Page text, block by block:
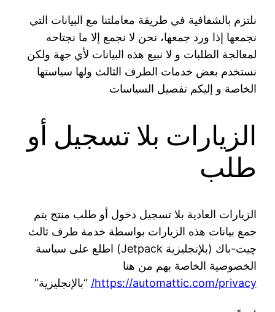
نلتزم بالشفافية في طريقة معاملتنا مع البيانات التي
نجمعها إذا ورد جمعها، نحن لا نجمع إلا ما نجتاحه
لمعالجة الطلبات و لا نبيع هذه البيانات لأي جهة ولكن
نستخدم بعض خدمات الطرف الثالث ولها سياستها
الخاصة و إليكم تفصيل السياسات
الزيارات بلا تسجيل أو
طلب
الزيارات العادية بلا تسجيل دخول أو طلب منتج يتم
جمع بيانات هذه الزيارات بواسطة خدمة طرف ثالث
چيت-باك (بلإنجليزية Jetpack) اطلع على سياسة
الخصوصية الخاصة بهم من هنا
https://automattic.com/privacy/ “بالإنجليزية”